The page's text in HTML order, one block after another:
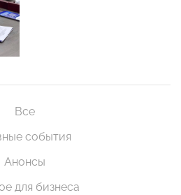
Все
события
Анонсы
для бизнеса